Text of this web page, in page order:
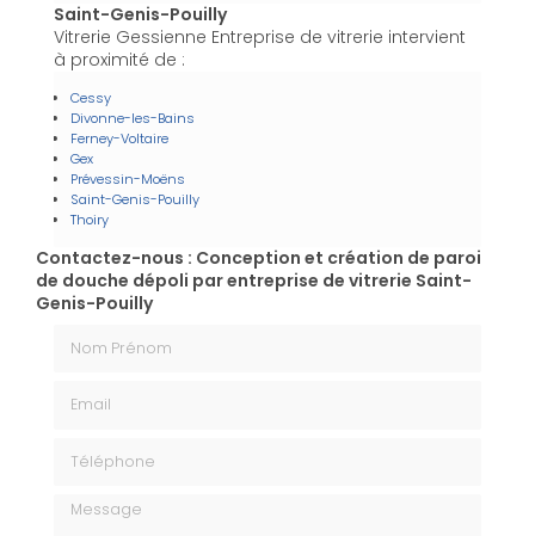
Saint-Genis-Pouilly
Vitrerie Gessienne Entreprise de vitrerie intervient
à proximité de :
Cessy
Divonne-les-Bains
Ferney-Voltaire
Gex
Prévessin-Moëns
Saint-Genis-Pouilly
Thoiry
Contactez-nous : Conception et création de paroi
de douche dépoli par entreprise de vitrerie Saint-
Genis-Pouilly
Message